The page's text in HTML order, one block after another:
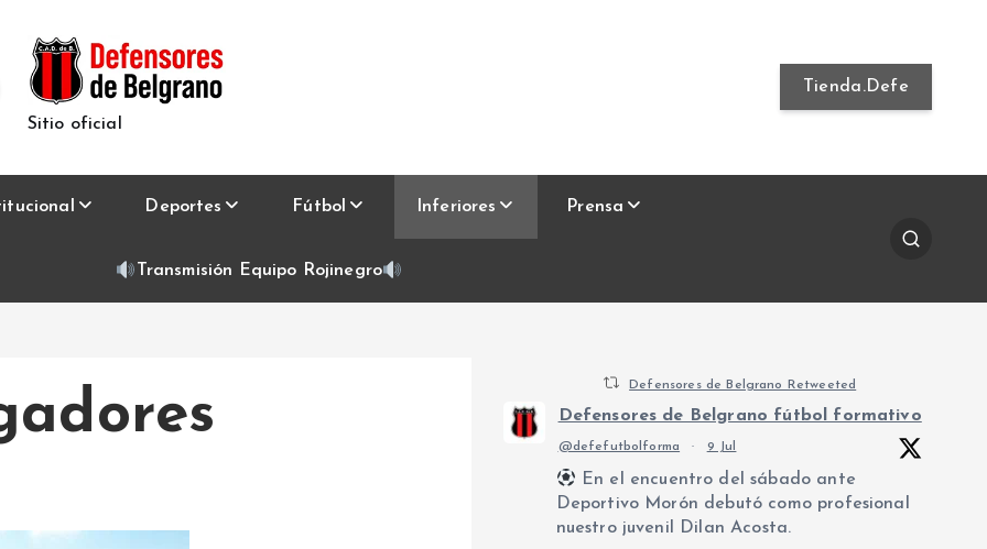
Sitio oficial
Tienda.Defe
Deportes Fútbol Inferiores Prensa
Transmisión Equipo Rojinegro
Defensores de Belgrano Retweeted
Defensores de Belgrano fútbol formativo
@defefutbolforma · 9 Jul
En el encuentro del sábado ante
Deportivo Morón debutó como profesional
nuestro juvenil Dilan Acosta.